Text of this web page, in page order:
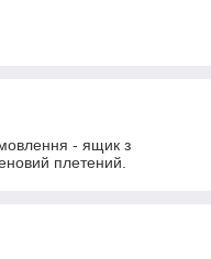
- ящик з
плетений.